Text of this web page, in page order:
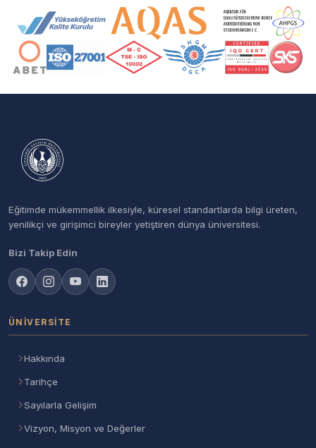
Akreditasyon ve Üyelik Logoları
Eğitimde mükemmellik ilkesiyle, küresel standartlarda bilgi üreten,
yenilikçi ve girişimci bireyler yetiştiren dünya üniversitesi.
Bizi Takip Edin
ÜNIVERSITE
Hakkında
Tarihçe
Sayılarla Gelişim
Vizyon, Misyon ve Değerler